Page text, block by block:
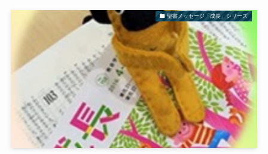
聖書メッセージ「成長」シリーズ